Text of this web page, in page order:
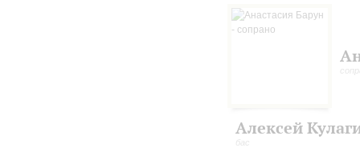
Алексей
бас